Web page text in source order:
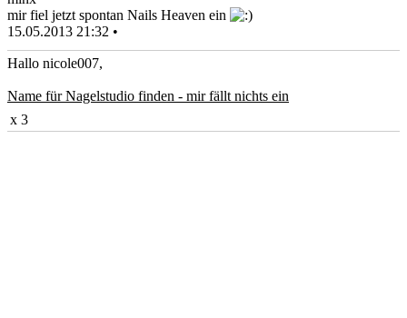
mir fiel jetzt spontan Nails Heaven ein
15.05.2013 21:32 •
Hallo nicole007,
Name für Nagelstudio finden - mir fällt nichts ein
x 3